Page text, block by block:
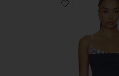
Favorite